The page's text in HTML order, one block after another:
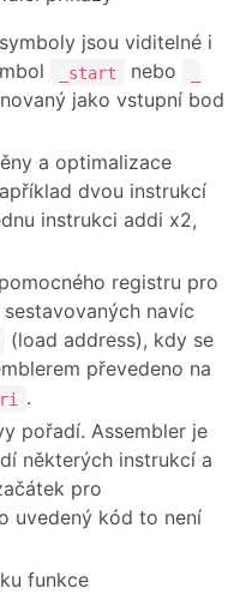
jsou viditelné i
_start nebo
jako vstupní bod
a optimalizace
dvou instrukcí
instrukci addi x2,
registru pro
navíc
(load address), kdy se
převedeno na
.
pořadí. Assembler je
některých instrukcí a
pro
uvedený kód to není
funkce